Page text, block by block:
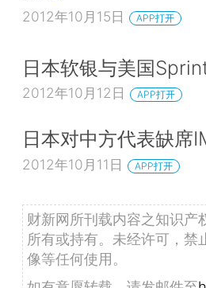
2012年10月15日 APP打开
日本软银与美国
2012年10月12日 APP打开
日本对中方代表缺席
2012年10月11日 APP打开
财新网所刊载内容之知识产
所有或持有。未经许可，禁
像等任何使用。